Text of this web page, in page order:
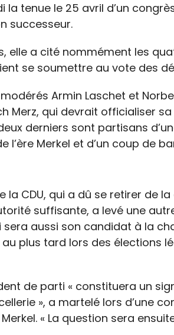
la tenue le 25 avril d’un
successeur.
elle a cité nommément les
se soumettre au vote des
modérés Armin Laschet et
Merz, qui devrait officialiser
derniers sont partisans
l’ère Merkel et d’un coup de
la CDU, qui a dû se retirer de
suffisante, a levé une
aussi son candidat à la
plus tard lors des élections
de parti « constituera un
», a martelé lors d’une
« La question sera